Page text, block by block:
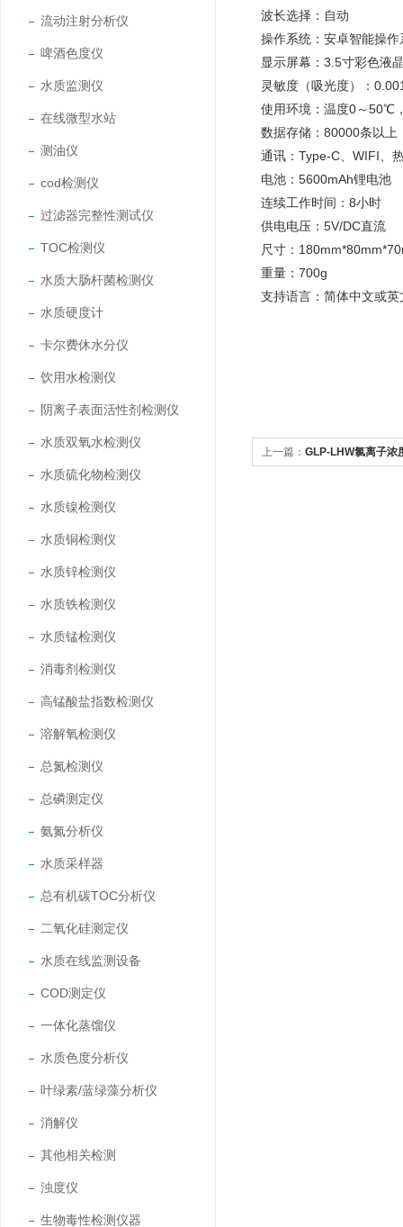
流动注射分析仪
啤酒色度仪
水质监测仪
在线微型水站
测油仪
cod检测仪
过滤器完整性测试仪
TOC检测仪
水质大肠杆菌检测仪
水质硬度计
卡尔费休水分仪
饮用水检测仪
阴离子表面活性剂检测仪
水质双氧水检测仪
水质硫化物检测仪
水质镍检测仪
水质铜检测仪
水质锌检测仪
水质铁检测仪
水质锰检测仪
消毒剂检测仪
高锰酸盐指数检测仪
溶解氧检测仪
总氮检测仪
总磷测定仪
氨氮分析仪
水质采样器
总有机碳TOC分析仪
二氧化硅测定仪
水质在线监测设备
COD测定仪
一体化蒸馏仪
水质色度分析仪
叶绿素/蓝绿藻分析仪
消解仪
其他相关检测
浊度仪
生物毒性检测仪器
波长选择：自动
操作系统：安卓智能操作
显示屏幕：3.5寸彩色液
灵敏度（吸光度）：
使用环境：温度0～50℃
数据存储：80000条以上
通讯：Type-C、WIFI、
电池：5600mAh锂电池
连续工作时间：8小时
供电电压：5V/DC直流
尺寸：
重量：700g
支持语言：简体中文或英
上一篇： GLP-LHW氯离子浓